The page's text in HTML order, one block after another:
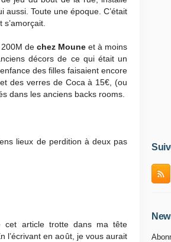
aussi. Toute une époque. C’était
de chez Mouneet à moins
décors de ce qui était un
des filles faisaient encore
des verres de Coca à 15€, (ou
dans les anciens backs rooms.
lieux de perdition à deux pas
cet article trotte dans ma tête
l’écrivant en août, je vous aurait